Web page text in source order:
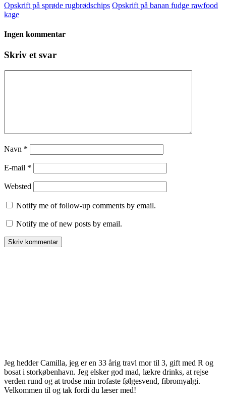
Opskrift på sprøde rugbrødschips Opskrift på banan fudge rawfood
kage
Ingen kommentar
Skriv et svar
Navn *
E-mail *
Websted
Notify me of follow-up comments by email.
Notify me of new posts by email.
Jeg hedder Camilla, jeg er en 33 årig travl mor til 3, gift med R og
bosat i storkøbenhavn. Jeg elsker god mad, lækre drinks, at rejse
verden rund og at trodse min trofaste følgesvend, fibromyalgi.
Velkommen til og tak fordi du læser med!